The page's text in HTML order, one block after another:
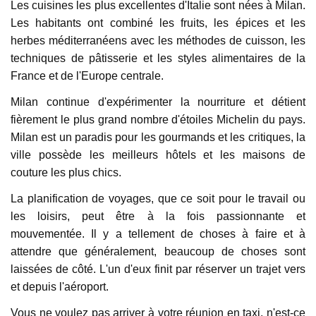
9.5
Je suis très impressionné par Noble Transfer,
en particulier par la grande assistance que
nous avons reçue de vos chauffeurs lors de
notre séjour à Stuttgart. Ils étaient bien
informés et nous ont vraiment guidés avec les
joyaux cachés de la ville avec un soutien et une
patience sans faille. Un grand merci à Noble
Transfer !!
Jackson
9.6
Le service de prise en charge et de dépose de
Noble Transfer était très impressionnant. Le
Les cuisines les plus excellentes d'Italie sont nées à Milan.
Les habitants ont combiné les fruits, les épices et les
herbes méditerranéens avec les méthodes de cuisson, les
techniques de pâtisserie et les styles alimentaires de la
France et de l'Europe centrale.
Milan continue d'expérimenter la nourriture et détient
fièrement le plus grand nombre d'étoiles Michelin du pays.
Milan est un paradis pour les gourmands et les critiques, la
ville possède les meilleurs hôtels et les maisons de
couture les plus chics.
La planification de voyages, que ce soit pour le travail ou
les loisirs, peut être à la fois passionnante et
mouvementée. Il y a tellement de choses à faire et à
attendre que généralement, beaucoup de choses sont
laissées de côté. L'un d'eux finit par réserver un trajet vers
et depuis l'aéroport.
Vous ne voulez pas arriver à votre réunion en taxi, n'est-ce